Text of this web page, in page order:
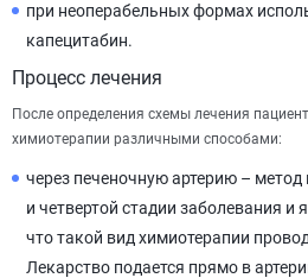
при неоперабельных формах
капецитабин.
Процесс лечения
После определения схемы лечения
химиотерапии различными способами:
через печеночную артерию – метод
и четвертой стадии заболевания и
что такой вид химиотерапии
Лекарство подается прямо в